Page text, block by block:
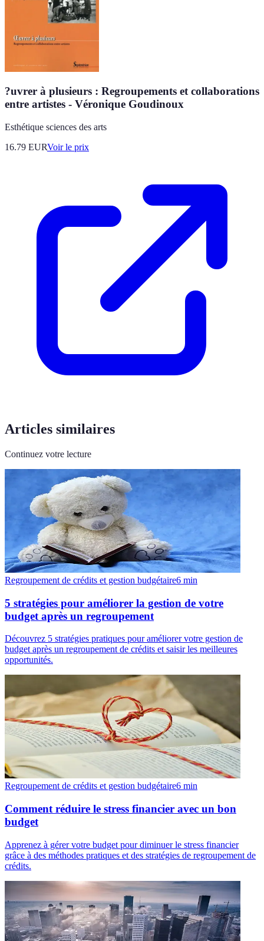
?uvrer à plusieurs : Regroupements et collaborations
entre artistes - Véronique Goudinoux
Esthétique sciences des arts
16.79 EURVoir le prix
Articles similaires
Continuez votre lecture
Regroupement de crédits et gestion budgétaire6 min
5 stratégies pour améliorer la gestion de votre
budget après un regroupement
Découvrez 5 stratégies pratiques pour améliorer votre gestion de
budget après un regroupement de crédits et saisir les meilleures
opportunités.
Regroupement de crédits et gestion budgétaire6 min
Comment réduire le stress financier avec un bon
budget
Apprenez à gérer votre budget pour diminuer le stress financier
grâce à des méthodes pratiques et des stratégies de regroupement de
crédits.